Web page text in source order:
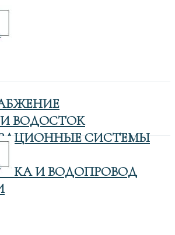
ВОДОСТОК
СИСТЕМЫ
И ВОДОПРОВОД